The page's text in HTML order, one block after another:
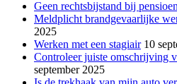
Geen rechtsbijstand bij
Meldplicht brandgevaarlijke
2025
Werken met een stagiair 10
Controleer juiste omschrijving
september 2025